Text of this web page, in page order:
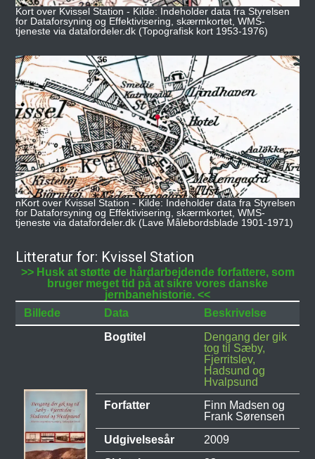
Kort over Kvissel Station - Kilde: Indeholder data fra Styrelsen
for Dataforsyning og Effektivisering, skærmkortet, WMS-
tjeneste via datafordeler.dk (Topografisk kort 1953-1976)
nKort over Kvissel Station - Kilde: Indeholder data fra Styrelsen
for Dataforsyning og Effektivisering, skærmkortet, WMS-
tjeneste via datafordeler.dk (Lave Målebordsblade 1901-1971)
Litteratur for: Kvissel Station
>> Husk at støtte de hårdarbejdende forfattere, som
bruger meget tid på at sikre vores danske
jernbanehistorie. <<
Billede
Data
Beskrivelse
Bogtitel
Dengang der gik
tog til Sæby,
Fjerritslev,
Hadsund og
Hvalpsund
Forfatter
Finn Madsen og
Frank Sørensen
Udgivelsesår
2009